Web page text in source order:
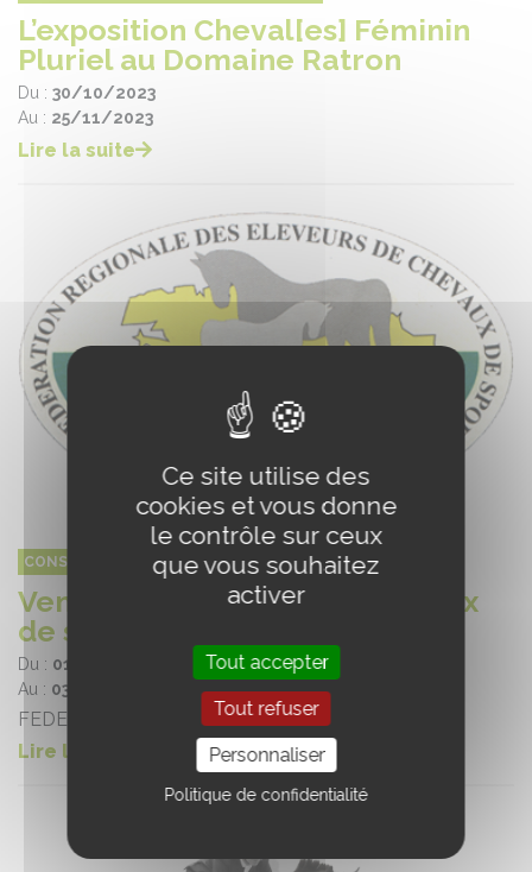
L’exposition Cheval[es] Féminin
Pluriel au Domaine Ratron
Du : 30/10/2023
Au : 25/11/2023
Lire la suite
CONSEIL DES ÉQUIDÉS DE BRETAGNE
Vente aux enchères de chevaux
de sport de Bretagne
Du : 01/11/2023
Au : 03/11/2023
FEDEB
Lire la suite
Ce site utilise des
cookies et vous donne
le contrôle sur ceux
que vous souhaitez
activer
Tout accepter
Tout refuser
Personnaliser
Politique de confidentialité